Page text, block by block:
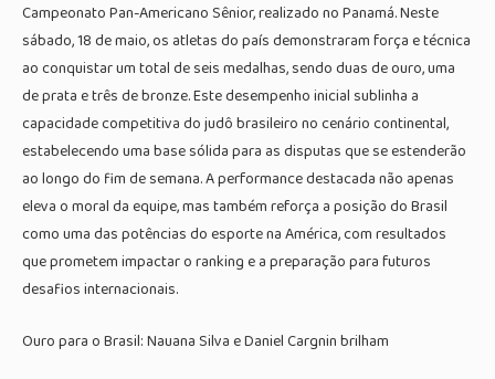
Campeonato Pan-Americano Sênior, realizado no Panamá. Neste
sábado, 18 de maio, os atletas do país demonstraram força e técnica
ao conquistar um total de seis medalhas, sendo duas de ouro, uma
de prata e três de bronze. Este desempenho inicial sublinha a
capacidade competitiva do judô brasileiro no cenário continental,
estabelecendo uma base sólida para as disputas que se estenderão
ao longo do fim de semana. A performance destacada não apenas
eleva o moral da equipe, mas também reforça a posição do Brasil
como uma das potências do esporte na América, com resultados
que prometem impactar o ranking e a preparação para futuros
desafios internacionais.
Ouro para o Brasil: Nauana Silva e Daniel Cargnin brilham